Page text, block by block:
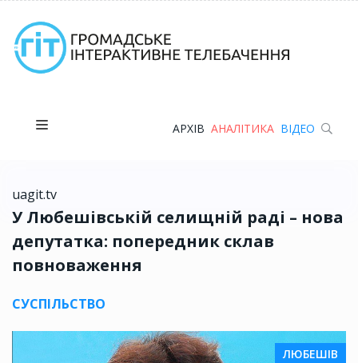
АРХІВ АНАЛІТИКА ВІДЕО
uagit.tv
У Любешівській селищній раді – нова
депутатка: попередник склав
повноваження
СУСПІЛЬСТВО
ЛЮБЕШІВ